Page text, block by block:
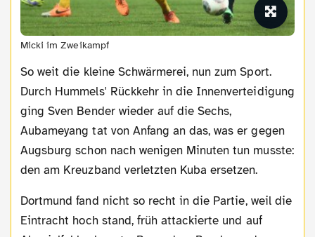
Micki im Zweikampf
So weit die kleine Schwärmerei, nun zum Sport.
Durch Hummels' Rückkehr in die Innenverteidigung
ging Sven Bender wieder auf die Sechs,
Aubameyang tat von Anfang an das, was er gegen
Augsburg schon nach wenigen Minuten tun musste:
den am Kreuzband verletzten Kuba ersetzen.
Dortmund fand nicht so recht in die Partie, weil die
Eintracht hoch stand, früh attackierte und auf